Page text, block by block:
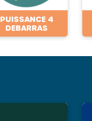
PUISSANCE 4
DEBARRAS